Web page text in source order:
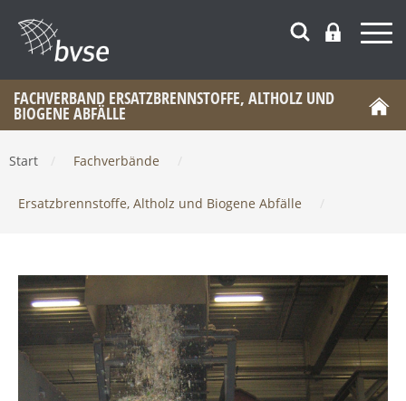
FACHVERBAND ERSATZBRENNSTOFFE, ALTHOLZ UND
BIOGENE ABFÄLLE
Start Fachverbände
Ersatzbrennstoffe, Altholz und Biogene Abfälle